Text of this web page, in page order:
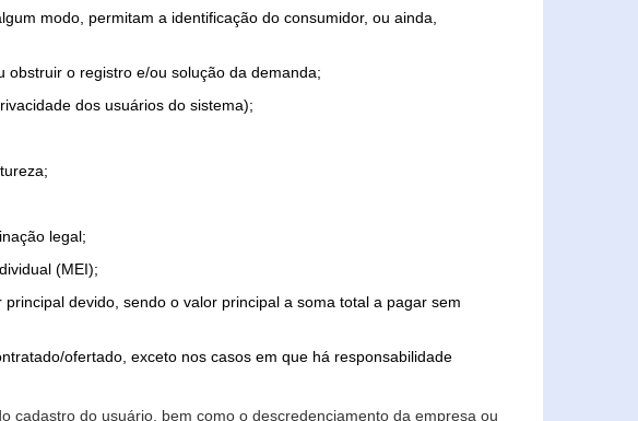
modo, permitam a identificação do consumidor, ou ainda,
o registro e/ou solução da demanda;
dos usuários do sistema);
legal;
(MEI);
devido, sendo o valor principal a soma total a pagar sem
ofertado, exceto nos casos em que há responsabilidade
cadastro do usuário, bem como o descredenciamento da empresa ou